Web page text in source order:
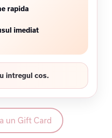
rapida
imediat
intregul cos.
un Gift Card